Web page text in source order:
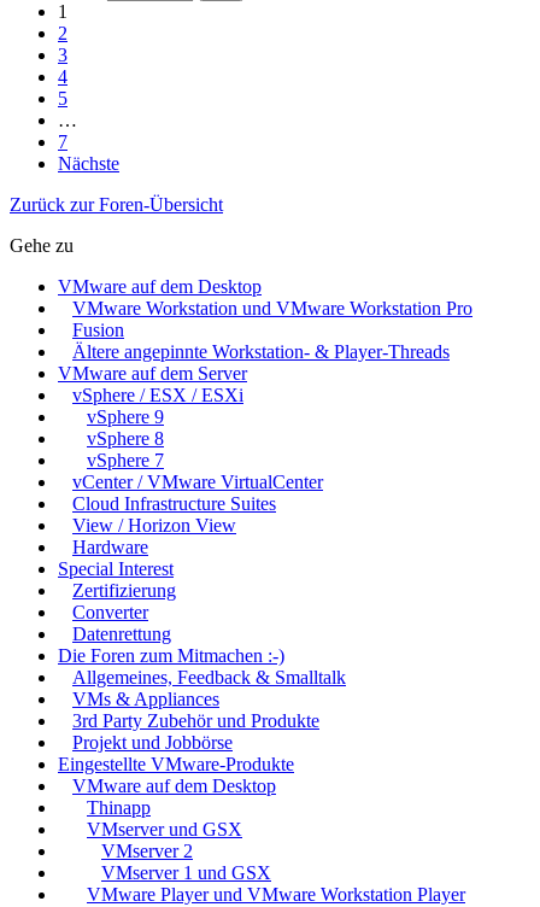
1
2
3
4
5
…
7
Nächste
Zurück zur Foren-Übersicht
Gehe zu
VMware auf dem Desktop
VMware Workstation und VMware Workstation Pro
Fusion
Ältere angepinnte Workstation- & Player-Threads
VMware auf dem Server
vSphere / ESX / ESXi
vSphere 9
vSphere 8
vSphere 7
vCenter / VMware VirtualCenter
Cloud Infrastructure Suites
View / Horizon View
Hardware
Special Interest
Zertifizierung
Converter
Datenrettung
Die Foren zum Mitmachen :-)
Allgemeines, Feedback & Smalltalk
VMs & Appliances
3rd Party Zubehör und Produkte
Projekt und Jobbörse
Eingestellte VMware-Produkte
VMware auf dem Desktop
Thinapp
VMserver und GSX
VMserver 2
VMserver 1 und GSX
VMware Player und VMware Workstation Player